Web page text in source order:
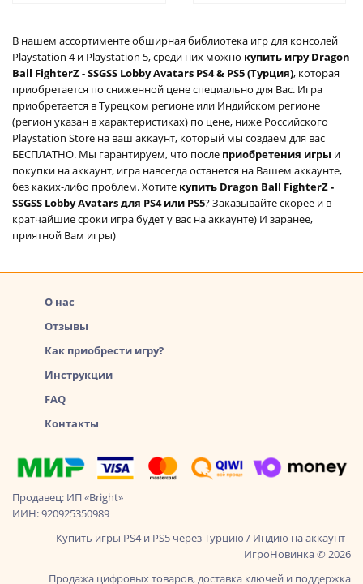
В нашем ассортименте обширная библиотека игр для консолей
Playstation 4 и Playstation 5, среди них можно купить игру Dragon
Ball FighterZ - SSGSS Lobby Avatars PS4 & PS5 (Турция), которая
приобретается по сниженной цене специально для Вас. Игра
приобретается в Турецком регионе или Индийском регионе
(регион указан в характеристиках) по цене, ниже Российского
Playstation Store на ваш аккаунт, который мы создаем для вас
БЕСПЛАТНО. Мы гарантируем, что после приобретения игры и
покупки на аккаунт, игра навсегда останется на Вашем аккаунте,
без каких-либо проблем. Хотите купить Dragon Ball FighterZ -
SSGSS Lobby Avatars для PS4 или PS5? Заказывайте скорее и в
кратчайшие сроки игра будет у вас на аккаунте) И заранее,
приятной Вам игры)
О нас
Отзывы
Как приобрести игру?
Инструкции
FAQ
Контакты
Продавец: ИП «Bright»
ИИН: 920925350989
Купить игры PS4 и PS5 через Турцию / Индию на аккаунт -
ИгроНовинка © 2026
Продажа цифровых товаров, доставка ключей и поддержка